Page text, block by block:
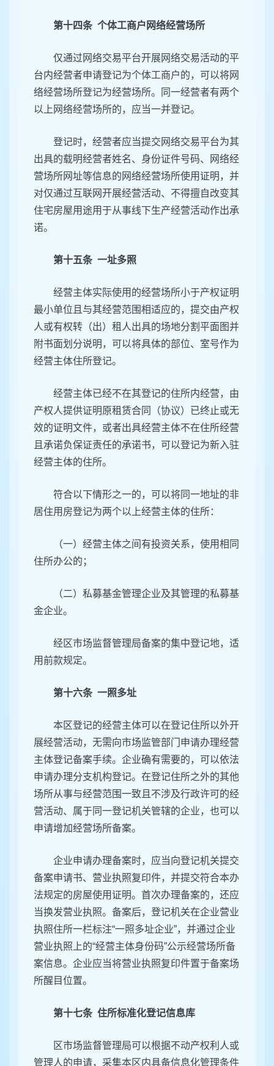
第十四条 个体工商户网络经营场所
仅通过网络交易平台开展网络交易活动的平
台内经营者申请登记为个体工商户的，可以将网
络经营场所登记为经营场所。同一经营者有两个
以上网络经营场所的，应当一并登记。
登记时，经营者应当提交网络交易平台为其
出具的载明经营者姓名、身份证件号码、网络经
营场所网址等信息的网络经营场所使用证明，并
对仅通过互联网开展经营活动、不得擅自改变其
住宅房屋用途用于从事线下生产经营活动作出承
诺。
第十五条 一址多照
经营主体实际使用的经营场所小于产权证明
最小单位且与其经营范围相适应的，提交由产权
人或有权转（出）租人出具的场地分割平面图并
附书面划分说明，可以将具体的部位、室号作为
经营主体住所登记。
经营主体已经不在其登记的住所内经营，由
产权人提供证明原租赁合同（协议）已终止或无
效的证明文件，或者出具经营主体不在住所经营
且承诺负保证责任的承诺书，可以登记为新入驻
经营主体的住所。
符合以下情形之一的，可以将同一地址的非
居住用房登记为两个以上经营主体的住所：
（一）经营主体之间有投资关系，使用相同
住所办公的；
（二）私募基金管理企业及其管理的私募基
金企业。
经区市场监督管理局备案的集中登记地，适
用前款规定。
第十六条 一照多址
本区登记的经营主体可以在登记住所以外开
展经营活动，无需向市场监管部门申请办理经营
主体登记备案手续。企业确有需要的，可以依法
申请办理分支机构登记。在登记住所之外的其他
场所从事与经营范围一致且不涉及行政许可的经
营活动、属于同一登记机关管辖的企业，也可以
申请增加经营场所备案。
企业申请办理备案时，应当向登记机关提交
备案申请书、营业执照复印件，并提交符合本办
法规定的房屋使用证明。首次办理备案的，还应
当换发营业执照。备案后，登记机关在企业营业
执照住所一栏标注“一照多址企业”，并通过企业
营业执照上的“经营主体身份码”公示经营场所备
案信息。企业应当将营业执照复印件置于备案场
所醒目位置。
第十七条 住所标准化登记信息库
区市场监督管理局可以根据不动产权利人或
管理人的申请，采集本区内具备信息化管理条件